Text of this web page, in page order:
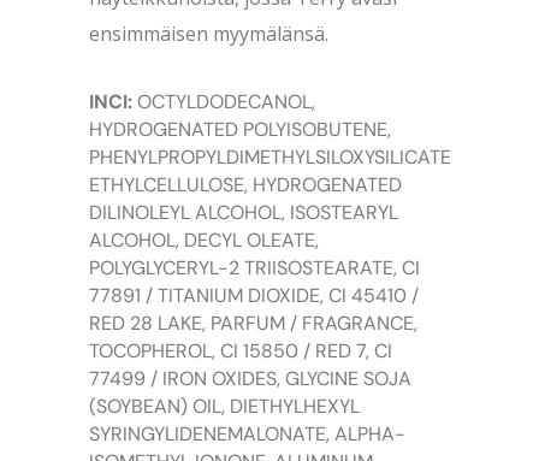
ensimmäisen myymälänsä.
INCI:OCTYLDODECANOL,
HYDROGENATED POLYISOBUTENE,
PHENYLPROPYLDIMETHYLSILOXYSILICATE,
ETHYLCELLULOSE, HYDROGENATED
DILINOLEYL ALCOHOL, ISOSTEARYL
ALCOHOL, DECYL OLEATE,
POLYGLYCERYL-2 TRIISOSTEARATE, CI
77891 / TITANIUM DIOXIDE, CI 45410 /
RED 28 LAKE, PARFUM / FRAGRANCE,
TOCOPHEROL, CI 15850 / RED 7, CI
77499 / IRON OXIDES, GLYCINE SOJA
(SOYBEAN) OIL, DIETHYLHEXYL
SYRINGYLIDENEMALONATE, ALPHA-